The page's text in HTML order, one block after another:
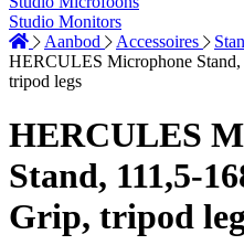
Studio Monitors
Aanbod
Accessoires
HERCULES Microphone
tripod legs
HERCULES
Stand, 111,5-
Grip, tripod